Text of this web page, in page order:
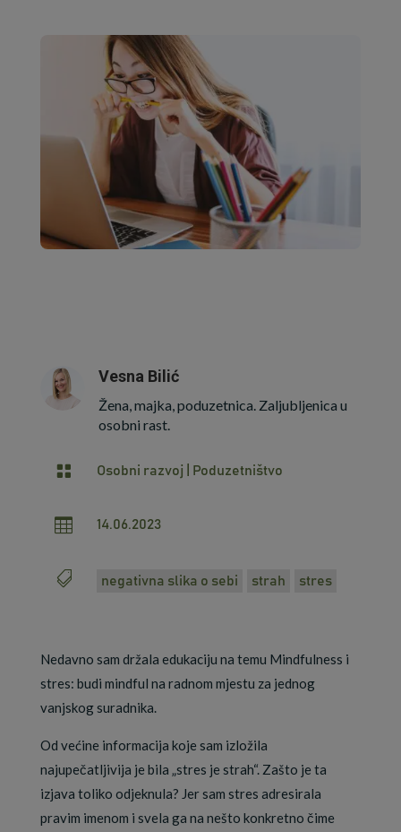
Vesna Bilić
Žena, majka, poduzetnica. Zaljubljenica u
osobni rast.
 Osobni razvoj Poduzetništvo
 14.06.2023
 negativna slika o sebi strah stres
Nedavno sam držala edukaciju na temu Mindfulness i
stres: budi mindful na radnom mjestu za jednog
vanjskog suradnika.
Od većine informacija koje sam izložila
najupečatljivija je bila „stres je strah“. Zašto je ta
izjava toliko odjeknula? Jer sam stres adresirala
pravim imenom i svela ga na nešto konkretno čime